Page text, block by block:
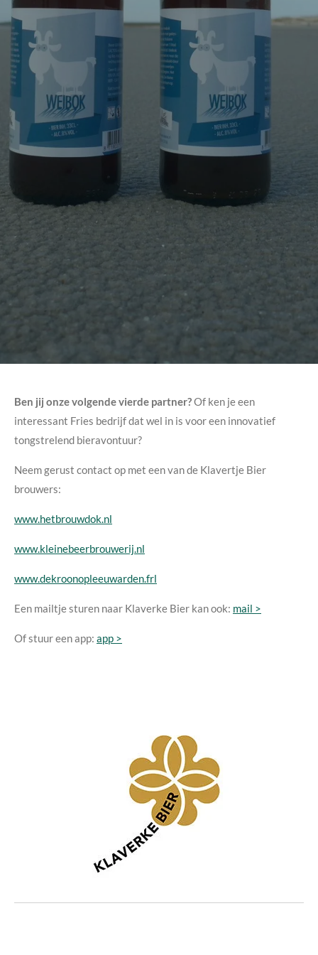
Ben jij onze volgende vierde partner?Of ken je een
interessant Fries bedrijf dat wel in is voor een innovatief
tongstrelend bieravontuur?
Neem gerust contact op met een van de Klavertje Bier
brouwers:
www.hetbrouwdok.nl
www.kleinebeerbrouwerij.nl
www.dekroonopleeuwarden.frl
Een mailtje sturen naar Klaverke Bier kan ook: mail >
Of stuur een app: app >